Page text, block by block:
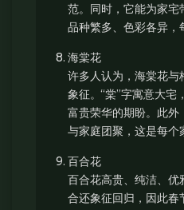
范。同时，它能为家
品种繁多、色彩各异，
海棠花
许多人认为，海棠花与
象征。“棠”字寓意大宅
富贵荣华的期盼。此
与家庭团聚，这是每个
百合花
百合花高贵、纯洁、
合还象征回归，因此春